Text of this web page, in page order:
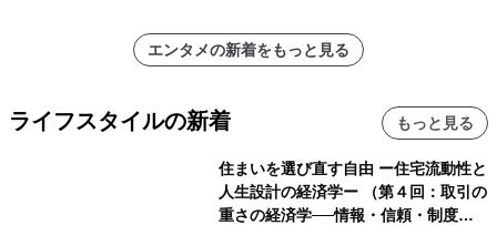
エンタメの新着をもっと見る
ライフスタイルの新着 もっと見る
住まいを選び直す自由 ー住宅流動性と
人生設計の経済学ー （第４回：取引の
重さの経済学──情報・信頼・制度を